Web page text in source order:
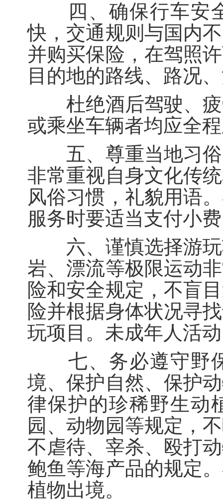
四、确保行车安全
快，交通规则与国内
并购买保险，在驾照
目的地的路线、路况
杜绝酒后驾驶、疲
或乘坐车辆者均应全
五、尊重当地习俗
非常重视自身文化传
风俗习惯，礼貌用语
服务时要适当支付小
六、谨慎选择游玩
岩、漂流等极限运动
险和安全规定，不盲
险并根据身体状况寻
玩项目。未成年人活
七、务必遵守野保
境、保护自然、保护
律保护的珍稀野生动
园、动物园等规定，
不虐待、宰杀、殴打
鲍鱼等海产品的规定
植物出境。